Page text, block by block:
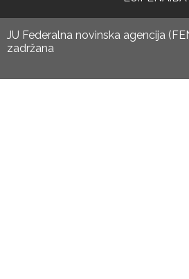
JU Federalna novinska agencija
zadržana